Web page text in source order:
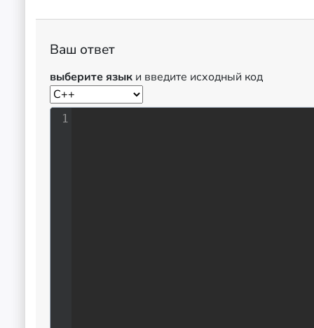
Ваш ответ
выберите язык и введите исходный код
1